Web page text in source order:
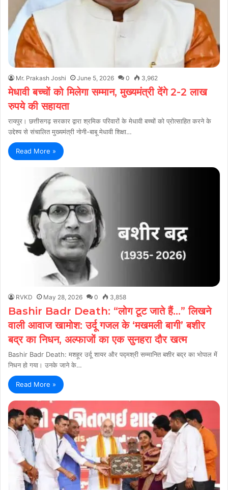
Mr. Prakash Joshi June 5, 2026 0 3,962
मेधावी बच्चों को मिलेगा सम्मान, मुख्यमंत्री देंगे 2-2 लाख
रुपये की सहायता
रायपुर। छत्तीसगढ़ सरकार द्वारा श्रमिक परिवारों के मेधावी बच्चों को प्रोत्साहित करने के
उद्देश्य से संचालित मुख्यमंत्री नोनी-बाबू मेधावी शिक्षा…
Read More »
RVKD May 28, 2026 0 3,858
Bashir Badr Death: “लोग टूट जाते हैं…” लिखने
वाली आवाज खामोश: उर्दू गजल के ‘मखमली बागी’ बशीर
बद्र का निधन, अल्फाजों का एक सुनहरा दौर खत्म
Bashir Badr Death: मशहूर उर्दू शायर और पद्मश्री सम्मानित बशीर बद्र का भोपाल में
निधन हो गया। उनके जाने के…
Read More »